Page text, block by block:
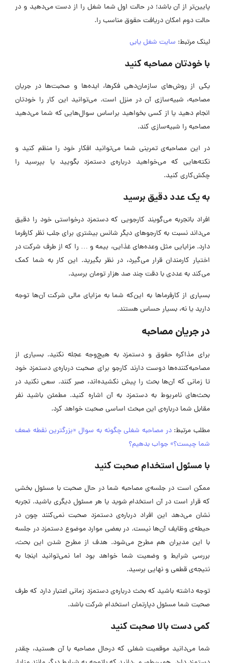
پایین‌تر از آن باشد؛ در حالت اول شما شغل را از دست می‌دهید و در
حالت دوم امکان دریافت حقوق مناسب را.
لینک مرتبط: سایت شغل یابی
با خودتان مصاحبه کنید
یکی از روش‌های سازمان‌دهی فکرها، ایده‌ها و صحبت‌ها در جریان
مصاحبه، شبیه‌سازی آن در منزل است. می‌توانید این کار را خودتان
انجام دهید یا از کسی بخواهید براساس سوال‌هایی که شما می‌دهید
مصاحبه را شبیه‌سازی کند.
در این مصاحبه‌ی تمرینی شما می‌توانید افکار خود را منظم کنید و
نکته‌هایی که می‌خواهید درباره‌ی دستمزد بگویید یا بپرسید را
چکش‌کاری کنید.
به یک عدد دقیق برسید
افراد باتجربه می‌گویند کارجویی که دستمزد درخواستی خود را دقیق
می‌داند نسبت به کارجوهای دیگر شانس بیشتری برای جلب نظر کارفرما
دارد. مزایایی مثل وعده‌های غذایی، بیمه و … را که از طرف شرکت در
اختیار کارمندان قرار می‌گیرد، در نظر بگیرید. این کار به شما کمک
می‌کند به عددی با دقت چند صد هزار تومان برسید.
بسیاری از کارفرماها به این‌که شما به مزایای مالی شرکت آن‌ها توجه
دارید یا نه، بسیار حساس هستند.
در جریان مصاحبه
برای مذاکره حقوق و دستمزد به هیچ‌وجه عجله نکنید. بسیاری از
مصاحبه‌کننده‌ها دوست دارند کارجو برای صحبت درباره‌ی دستمزد خود
تا زمانی که آن‌ها بحث را پیش نکشیده‌اند، صبر کنند. سعی نکنید در
بحث‌های نامربوط به دستمزد به آن اشاره کنید. مطمئن باشید نفر
مقابل شما درباره‌ی این مبحث اساسی صحبت خواهد کرد.
مطلب مرتبط:در مصاحبه شغلی چگونه به سوال «بزرگترین نقطه ضعف
شما چیست؟» جواب بدهیم؟
با مسئول استخدام صحبت کنید
ممکن است در جلسه‌ی مصاحبه شما در حال صحبت با مسئول بخشی
که قرار است در آن استخدام شوید یا هر مسئول دیگری باشید. تجربه
نشان می‌دهد این افراد درباره‌ی دستمزد صحبت نمی‌کنند چون در
حیطه‌ی وظایف آن‌ها نیست. در بعضی موارد موضوع دستمزد در جلسه
با این مدیران هم مطرح می‌شود. هدف از مطرح شدن این بحث،
بررسی شرایط و وضعیت شما خواهد بود اما نمی‌توانید اینجا به
نتیجه‌ی قطعی و نهایی برسید.
توجه داشته باشید که بحث درباره‌ی دستمزد زمانی اعتبار دارد که طرف
صحبت شما مسئول دپارتمان استخدام شرکت باشد.
کمی دست بالا صحبت کنید
شما می‌دانید موقعیت شغلی که درحال مصاحبه با آن هستید، چقدر